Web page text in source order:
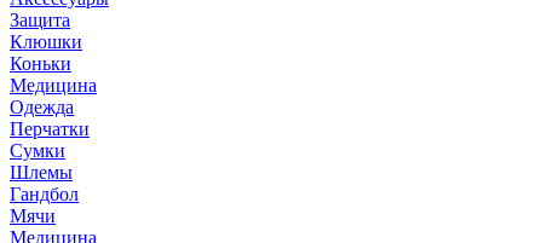
Защита
Клюшки
Коньки
Медицина
Одежда
Перчатки
Сумки
Шлемы
Гандбол
Мячи
Медицина